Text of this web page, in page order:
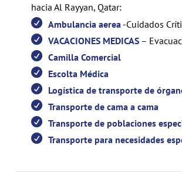
hacia Al Rayyan, Qatar:
Ambulancia aerea -Cuidados
VACACIONES MEDICAS–
Camilla Comercial
Escolta Médica
Logística de transporte de
Transporte de cama a cama
Transporte de poblaciones
Transporte para necesidades